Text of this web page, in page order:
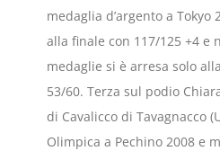
medaglia d’argento a Tokyo
alla finale con 117/125 +4 e
medaglie si è arresa solo
53/60. Terza sul podio
di Cavalicco di Tavagnacco
Olimpica a Pechino 2008 e